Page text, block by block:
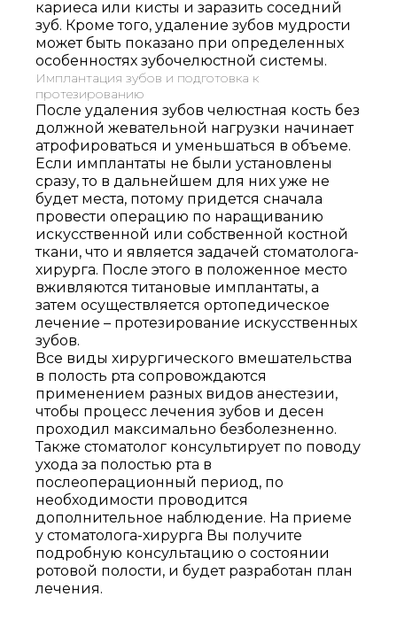
Выберите
клинику:
Выберите
врача:
Дата и
время
приёма:
Если Вам нужна
срочная запись на
прием, поставьте
галочку здесь
Нажимая кнопку «Записаться на
приём» вы подтверждаете, что
принимаете
политику
конфиденциальности
кариеса или кисты и заразить соседний
зуб. Кроме того, удаление зубов мудрости
может быть показано при определенных
особенностях зубочелюстной системы.
Имплантация зубов и подготовка к
протезированию
После удаления зубов челюстная кость без
должной жевательной нагрузки начинает
атрофироваться и уменьшаться в объеме.
Если имплантаты не были установлены
сразу, то в дальнейшем для них уже не
будет места, потому придется сначала
провести операцию по наращиванию
искусственной или собственной костной
ткани, что и является задачей стоматолога-
хирурга. После этого в положенное место
вживляются титановые имплантаты, а
затем осуществляется ортопедическое
лечение – протезирование искусственных
зубов.
Все виды хирургического вмешательства
в полость рта сопровождаются
применением разных видов анестезии,
чтобы процесс лечения зубов и десен
проходил максимально безболезненно.
Также стоматолог консультирует по поводу
ухода за полостью рта в
послеоперационный период, по
необходимости проводится
дополнительное наблюдение. На приеме
у стоматолога-хирурга Вы получите
подробную консультацию о состоянии
ротовой полости, и будет разработан план
лечения.